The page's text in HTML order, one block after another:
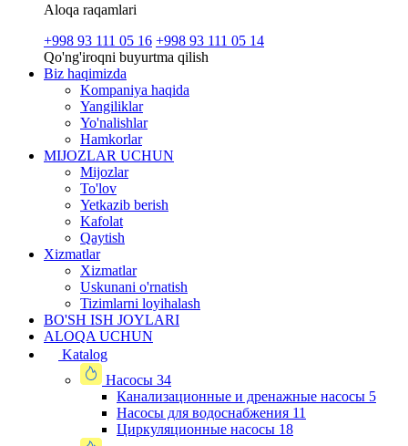
Aloqa raqamlari
+998 93 111 05 16 +998 93 111 05 14
Qo'ng'iroqni buyurtma qilish
Biz haqimizda
Kompaniya haqida
Yangiliklar
Yo'nalishlar
Hamkorlar
MIJOZLAR UCHUN
Mijozlar
To'lov
Yetkazib berish
Kafolat
Qaytish
Xizmatlar
Xizmatlar
Uskunani o'rnatish
Tizimlarni loyihalash
BO'SH ISH JOYLARI
ALOQA UCHUN
Katalog
Насосы 34
Канализационные и дренажные насосы 5
Насосы для водоснабжения 11
Циркуляционные насосы 18